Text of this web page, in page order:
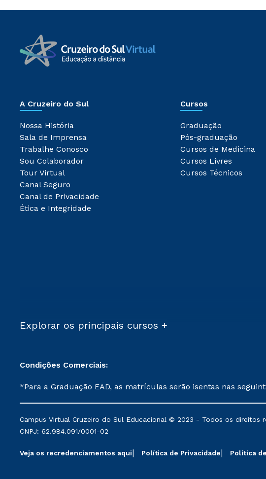
A Cruzeiro do Sul
Nossa História
Sala de Imprensa
Trabalhe Conosco
Sou Colaborador
Tour Virtual
Canal Seguro
Canal de Privacidade
Ética e Integridade
Cursos
Graduação
Pós-graduação
Cursos de Medicina
Cursos Livres
Cursos Técnicos
Explorar os principais cursos +
Condições Comerciais:
*Para a Graduação EAD, as matrículas serão isentas nas
mantidos conforme negociação. Descontos institucionais
serviços.
Campus Virtual Cruzeiro do Sul Educacional © 2023 - Todos os direitos
CNPJ: 62.984.091/0001-02
Veja os recredenciamentos aqui Política de Privacidade Política